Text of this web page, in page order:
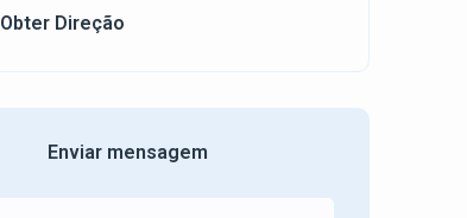
Obter Direção
Enviar mensagem